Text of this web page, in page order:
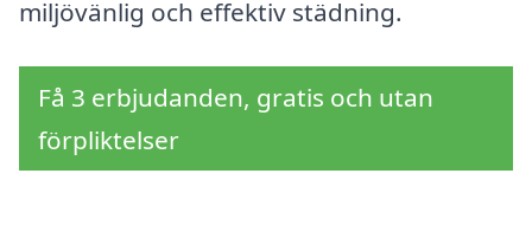
miljövänlig och effektiv städning.
Få 3 erbjudanden, gratis och utan
förpliktelser